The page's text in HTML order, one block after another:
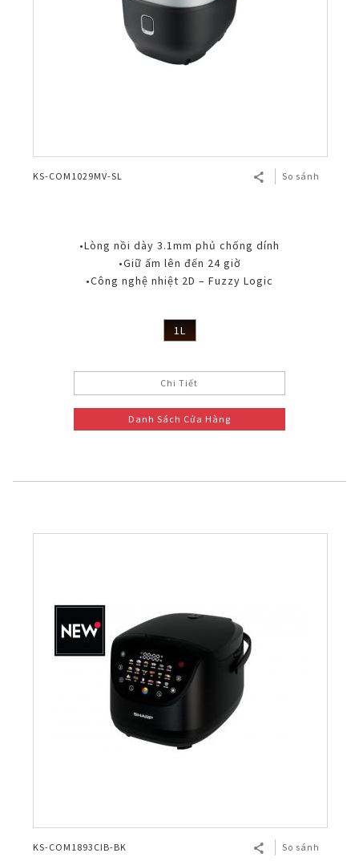
KS-COM1029MV-SL So sánh
•Lòng nồi dày 3.1mm phủ chống dính
•Giữ ấm lên đến 24 giờ
•Công nghệ nhiệt 2D – Fuzzy Logic
1L
Chi Tiết
Danh Sách Cửa Hàng
KS-COM1893CIB-BK So sánh